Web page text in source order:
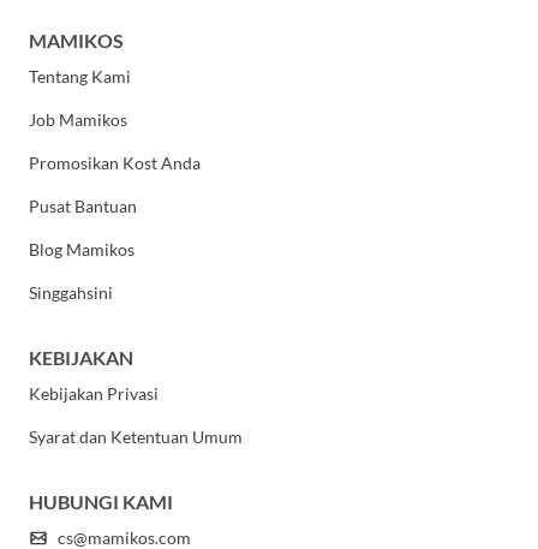
MAMIKOS
Tentang Kami
Job Mamikos
Promosikan Kost Anda
Pusat Bantuan
Blog Mamikos
Singgahsini
KEBIJAKAN
Kebijakan Privasi
Syarat dan Ketentuan Umum
HUBUNGI KAMI
cs@mamikos.com